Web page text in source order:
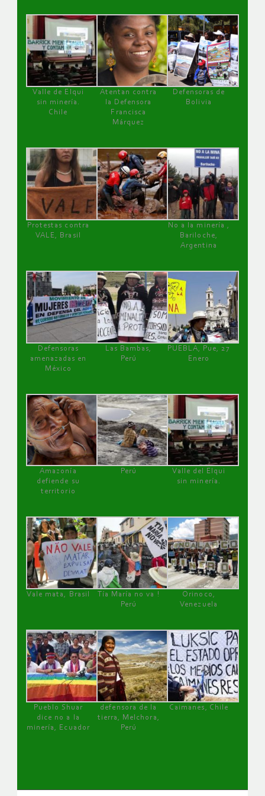
Valle de Elqui
sin minería.
Chile
Atentan contra
la Defensora
Francisca
Márquez
Defensoras de
Bolivia
Protestas contra
VALE, Brasil
No a la minería ,
Bariloche,
Argentina
Defensoras
amenazadas en
México
Las Bambas,
Perú
PUEBLA, Pue, 27
Enero
Amazonía
defiende su
territorio
Perú
Valle del Elqui
sin minería.
Vale mata, Brasil
Tía María no va !
Perú
Orinoco,
Venezuela
Pueblo Shuar
dice no a la
minería, Ecuador
defensora de la
tierra, Melchora,
Perú
Caimanes, Chile